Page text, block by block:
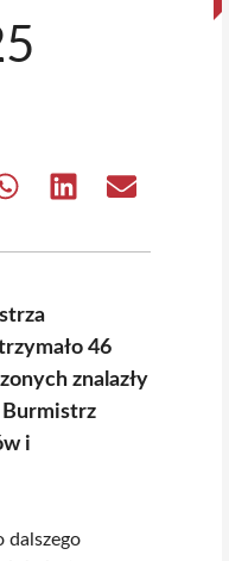
Share Share Share
46
znalazły
Burmistrz
i
dalszego